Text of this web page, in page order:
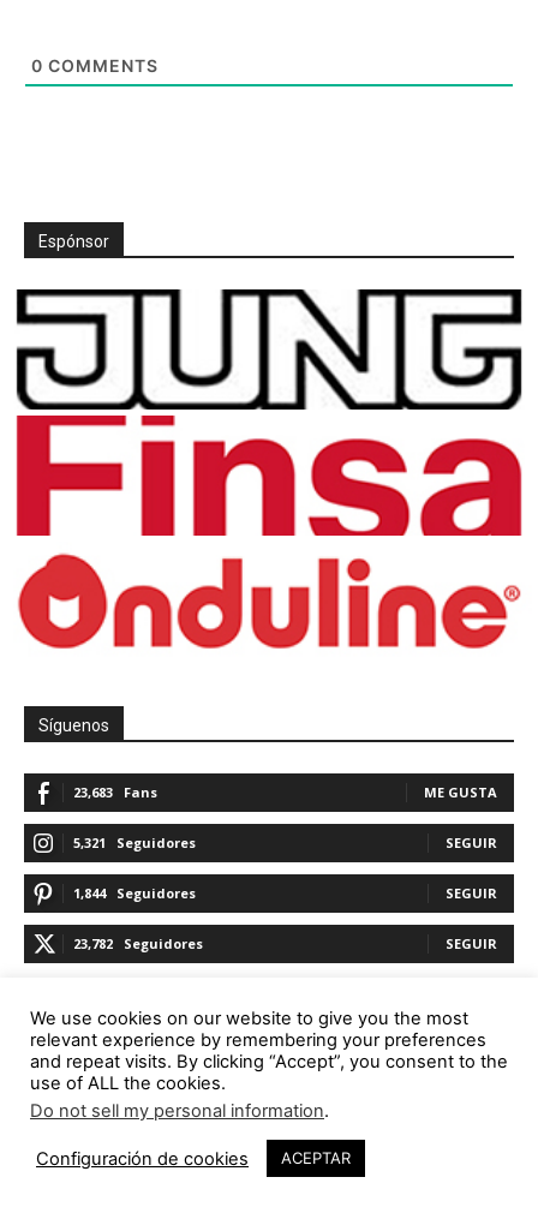
0 COMMENTS
Espónsor
Síguenos
23,683 Fans ME GUSTA
5,321 Seguidores SEGUIR
1,844 Seguidores SEGUIR
23,782 Seguidores SEGUIR
Promoción
We use cookies on our website to give you the most
relevant experience by remembering your preferences
and repeat visits. By clicking “Accept”, you consent to the
use of ALL the cookies.
Do not sell my personal information.
Configuración de cookies ACEPTAR